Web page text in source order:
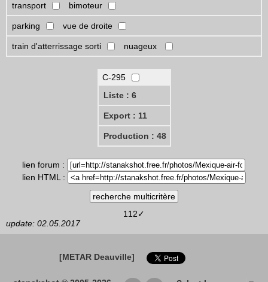
transport bimoteur
parking vue de droite
train d'atterrissage sorti nuageux
C-295
Liste : 6
Export : 11
Production : 48
lien forum :
lien HTML :
112✓
update: 02.05.2017
[METAR Deauville]